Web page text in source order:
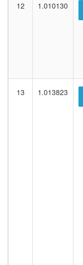
12 1.010130
13 1.013823